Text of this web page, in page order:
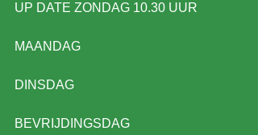
UP DATE ZONDAG 10.30 UUR
MAANDAG
DINSDAG
BEVRIJDINGSDAG